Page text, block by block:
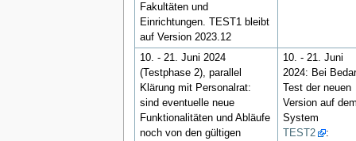
Fakultäten und
Einrichtungen. TEST1 bleibt
auf Version 2023.12
10. - 21. Juni 2024
(Testphase 2), parallel
Klärung mit Personalrat:
sind eventuelle neue
Funktionalitäten und Abläufe
noch von den gültigen
10. - 21. Juni
2024: Bei
Test der neuen
Version auf
System
TEST2
: